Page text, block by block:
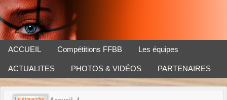
ACCUEIL Compétitions FFBB Les équipes
ACTUALITES PHOTOS & VIDÉOS PARTENAIRES
Le dimanche
Panneau de gestion des cookies